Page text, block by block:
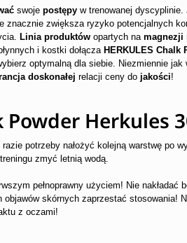
swoje postępy w trenowanej
znacznie zwiększa ryzyko potencjalnych
Linia produktów opartych na magnezji
i kostki dołącza HERKULES Chalk
optymalną dla siebie. Niezmiennie
doskonałej relacji ceny do jakości!
Powder Herkules
potrzeby nałożyć kolejną warstwę po
zmyć letnią wodą.
pełnoprawny użyciem! Nie nakładać
skórnych zaprzestać stosowania!
z oczami!